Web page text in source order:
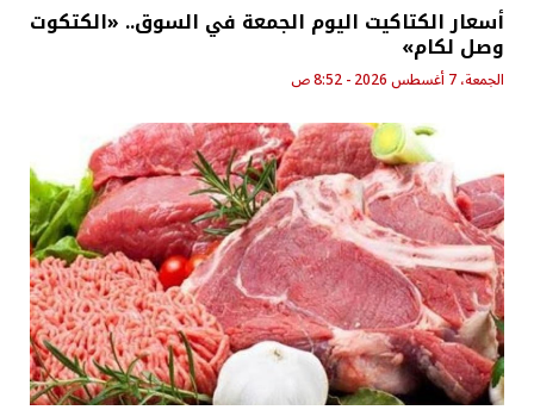
أسعار الكتاكيت اليوم الجمعة في السوق.. «الكتكوت
وصل لكام»
الجمعة، 7 أغسطس 2026 - 8:52 ص